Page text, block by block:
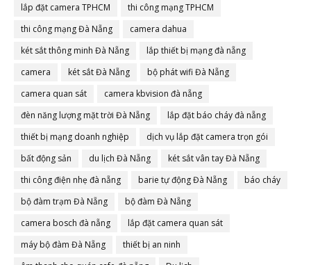
lắp đặt camera TPHCM
thi công mạng TPHCM
thi công mạng Đà Nẵng
camera dahua
két sắt thông minh Đà Nẵng
lắp thiết bị mạng đà nẵng
camera
két sắt Đà Nẵng
bộ phát wifi Đà Nẵng
camera quan sát
camera kbvision đà nẵng
đèn năng lượng mặt trời Đà Nẵng
lắp đặt báo cháy đà nẵng
thiết bị mạng doanh nghiệp
dịch vụ lắp đặt camera trọn gói
bất động sản
du lịch Đà Nẵng
két sắt vân tay Đà Nẵng
thi công điện nhẹ đà nẵng
barie tự động Đà Nẵng
báo cháy
bộ đàm trạm Đà Nẵng
bộ đàm Đà Nẵng
camera bosch đà nẵng
lắp đặt camera quan sát
máy bộ đàm Đà Nẵng
thiết bị an ninh